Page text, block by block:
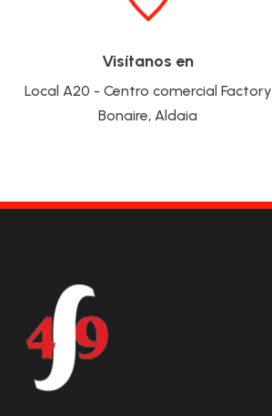
Visítanos en
Local A20 - Centro comercial Factory
Bonaire, Aldaia